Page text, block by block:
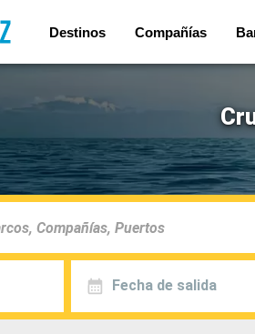
Destinos Compañías
Fecha de salida